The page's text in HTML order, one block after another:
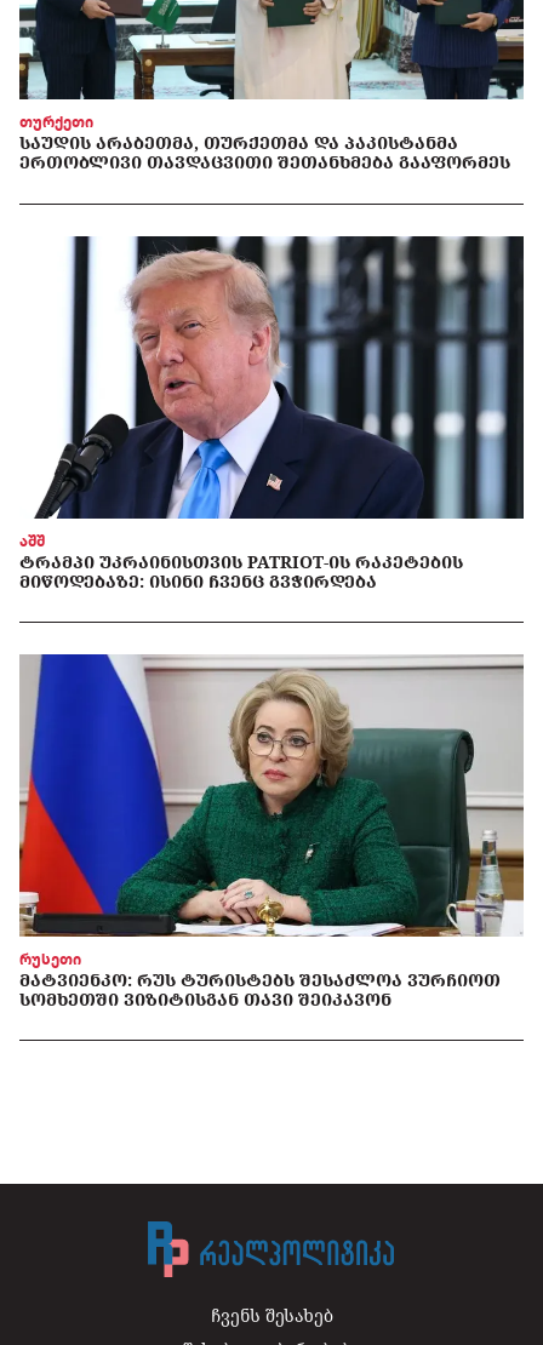
თურქეთი
ᲡᲐᲣᲓᲘᲡ ᲐᲠᲐᲑᲔᲗᲛᲐ, ᲗᲣᲠᲥᲔᲗᲛᲐ ᲓᲐ ᲞᲐᲙᲘᲡᲢᲐᲜᲛᲐ
ᲔᲠᲗᲝᲑᲚᲘᲕᲘ ᲗᲐᲕᲓᲐᲪᲕᲘᲗᲘ ᲨᲔᲗᲐᲜᲮᲛᲔᲑᲐ ᲒᲐᲐᲤᲝᲠᲛᲔᲡ
აშშ
ᲢᲠᲐᲛᲞᲘ ᲣᲙᲠᲐᲘᲜᲘᲡᲗᲕᲘᲡ PATRIOT-ᲘᲡ ᲠᲐᲙᲔᲢᲔᲑᲘᲡ
ᲛᲘᲬᲝᲓᲔᲑᲐᲖᲔ: ᲘᲡᲘᲜᲘ ᲩᲕᲔᲜᲪ ᲒᲕᲭᲘᲠᲓᲔᲑᲐ
რუსეთი
ᲛᲐᲢᲕᲘᲔᲜᲙᲝ: ᲠᲣᲡ ᲢᲣᲠᲘᲡᲢᲔᲑᲡ ᲨᲔᲡᲐᲫᲚᲝᲐ ᲕᲣᲠᲩᲘᲝᲗ
ᲡᲝᲛᲮᲔᲗᲨᲘ ᲕᲘᲖᲘᲢᲘᲡᲒᲐᲜ ᲗᲐᲕᲘ ᲨᲔᲘᲙᲐᲕᲝᲜ
ჩვენს შესახებ